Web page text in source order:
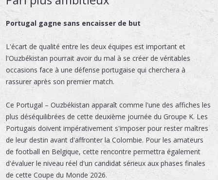
Portugal gagne sans encaisser de but
L'écart de qualité entre les deux équipes est important et
l'Ouzbékistan pourrait avoir du mal à se créer de véritables
occasions face à une défense portugaise qui cherchera à
rassurer après son premier match.
Ce Portugal – Ouzbékistan apparaît comme l'une des affiches les
plus déséquilibrées de cette deuxième journée du Groupe K. Les
Portugais doivent impérativement s'imposer pour rester maîtres
de leur destin avant d'affronter la Colombie. Pour les amateurs
de football en Belgique, cette rencontre permettra également
d'évaluer le niveau réel d'un candidat sérieux aux phases finales
de cette Coupe du Monde 2026.